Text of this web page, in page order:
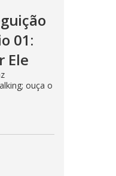
01:
Ele
ouça o